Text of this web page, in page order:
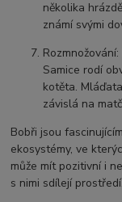
několika
známí svými
Samice rodí
kotěta.
závislá na
Bobři jsou
ekosystémy, ve
může mít pozitivní i
s nimi sdílejí prostředí.